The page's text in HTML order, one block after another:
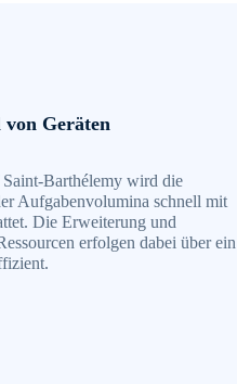
von Geräten
Barthélemy wird die
Aufgabenvolumina schnell mit
Die Erweiterung und
erfolgen dabei über ein